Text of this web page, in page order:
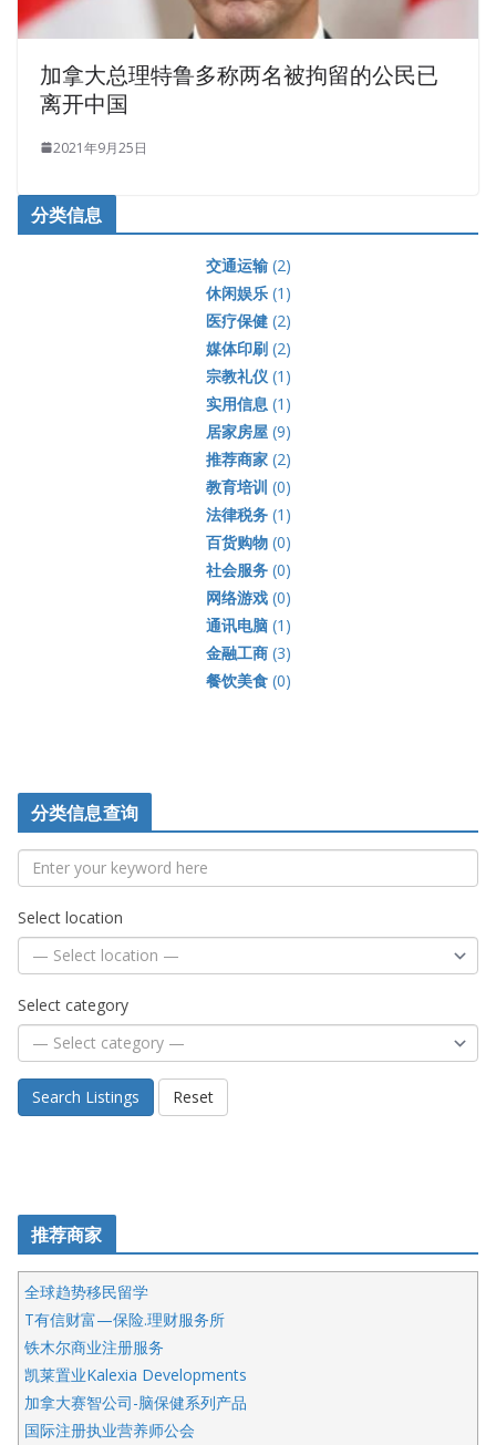
加拿大总理特鲁多称两名被拘留的公民已
离开中国
2021年9月25日
分类信息
交通运输(2)
休闲娱乐(1)
医疗保健(2)
媒体印刷(2)
宗教礼仪(1)
实用信息(1)
居家房屋(9)
推荐商家(2)
教育培训 (0)
法律税务(1)
百货购物(0)
社会服务(0)
网络游戏(0)
通讯电脑(1)
金融工商(3)
餐饮美食(0)
分类信息查询
Select location
Select category
Search Listings Reset
推荐商家
全球趋势移民留学
T有信财富—保险.理财服务所
铁木尔商业注册服务
凯莱置业Kalexia Developments
加拿大赛智公司-脑保健系列产品
国际注册执业营养师公会